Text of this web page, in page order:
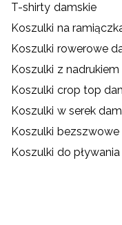
T-shirty damskie
Koszulki crop top
Koszulki w serek